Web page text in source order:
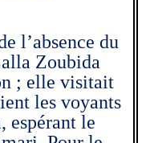
l’absence du
Zoubida
; elle visitait
les voyants
espérant le